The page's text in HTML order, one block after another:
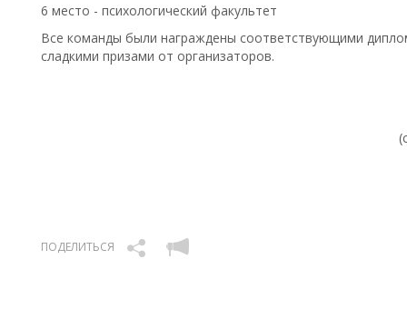
6 место - психологический факультет
Все команды были награждены соответствующими
сладкими призами от организаторов.
ПОДЕЛИТЬСЯ